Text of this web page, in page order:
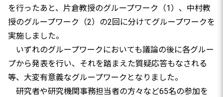
を行ったあと、片倉教授のグループワーク（1）、中村教
授のグループワーク（2）の2回に分けてグループワークを
実施しました。
いずれのグループワークにおいても議論の後に各グルー
プから発表を行い、それを踏まえた質疑応答もなされる
等、大変有意義なグループワークとなりました。
研究者や研究機関事務担当者の方々など65名の参加を